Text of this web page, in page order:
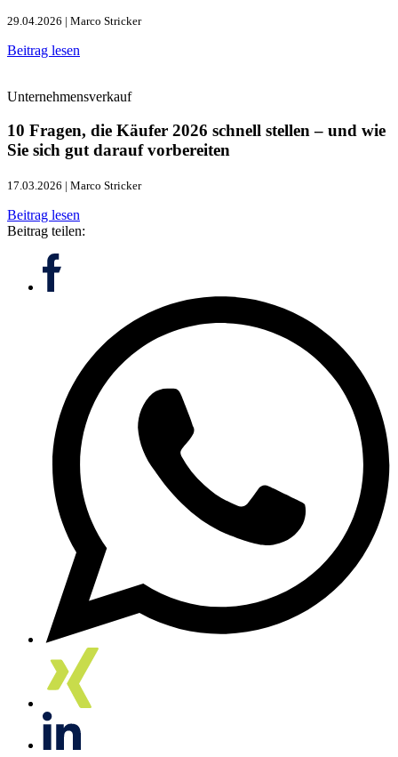
29.04.2026 | Marco Stricker
Beitrag lesen
Unternehmensverkauf
10 Fragen, die Käufer 2026 schnell stellen – und wie
Sie sich gut darauf vorbereiten
17.03.2026 | Marco Stricker
Beitrag lesen
Beitrag teilen: